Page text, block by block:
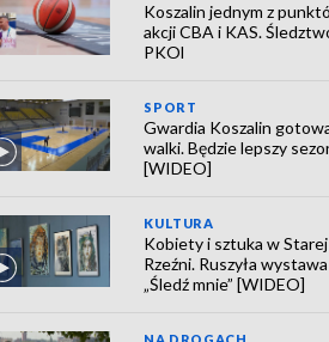
Koszalin jednym z
akcji CBA i KAS.
PKOl
SPORT
Gwardia Koszalin
walki. Będzie lepszy
[WIDEO]
KULTURA
Kobiety i sztuka w Starej
Rzeźni. Ruszyła wystawa
„Śledź mnie” [WIDEO]